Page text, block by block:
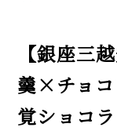
【銀座三
羹×チョコ
覚ショコ